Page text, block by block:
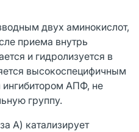
двух аминокислот,
приема внутрь
и гидролизуется в
высокоспецифичным
АПФ, не
группу.
А) катализирует